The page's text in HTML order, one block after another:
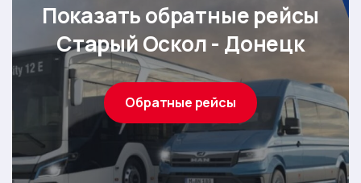
Показать обратные рейсы
Старый Оскол - Донецк
Обратные рейсы